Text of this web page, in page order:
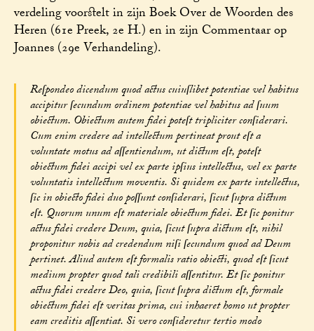
verdeling voorstelt in zijn Boek Over de Woorden des
Heren (61e Preek, 2e H.) en in zijn Commentaar op
Joannes (29e Verhandeling).
Reſpondeo dicendum quod actus cuiuſlibet potentiae vel habitus
accipitur ſecundum ordinem potentiae vel habitus ad ſuum
obiectum. Obiectum autem fidei poteſt tripliciter conſiderari.
Cum enim credere ad intellectum pertineat prout eſt a
voluntate motus ad aſſentiendum, ut dictum eſt, poteſt
obiectum fidei accipi vel ex parte ipſius intellectus, vel ex parte
voluntatis intellectum moventis. Si quidem ex parte intellectus,
ſic in obiecto fidei duo poſſunt conſiderari, ſicut ſupra dictum
eſt. Quorum unum eſt materiale obiectum fidei. Et ſic ponitur
actus fidei credere Deum, quia, ſicut ſupra dictum eſt, nihil
proponitur nobis ad credendum niſi ſecundum quod ad Deum
pertinet. Aliud autem eſt formalis ratio obiecti, quod eſt ſicut
medium propter quod tali credibili aſſentitur. Et ſic ponitur
actus fidei credere Deo, quia, ſicut ſupra dictum eſt, formale
obiectum fidei eſt veritas prima, cui inhaeret homo ut propter
eam creditis aſſentiat. Si vero conſideretur tertio modo